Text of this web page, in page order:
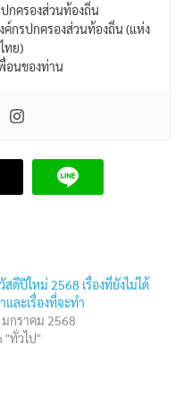
กครองส่วนท้องถิ่น
กรปกครองส่วนท้องถิ่น (แห่ง
ทย)
อนของท่าน
สดีปีใหม่ 2568 เรื่องที่ยังไม่ได้
และเรื่องที่จะทำ
กราคม 2568
"ทั่วไป"